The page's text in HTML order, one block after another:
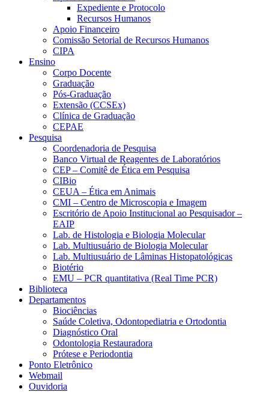
Expediente e Protocolo
Recursos Humanos
Apoio Financeiro
Comissão Setorial de Recursos Humanos
CIPA
Ensino
Corpo Docente
Graduação
Pós-Graduação
Extensão (CCSEx)
Clínica de Graduação
CEPAE
Pesquisa
Coordenadoria de Pesquisa
Banco Virtual de Reagentes de Laboratórios
CEP – Comitê de Ética em Pesquisa
CIBio
CEUA – Ética em Animais
CMI – Centro de Microscopia e Imagem
Escritório de Apoio Institucional ao Pesquisador –
EAIP
Lab. de Histologia e Biologia Molecular
Lab. Multiusuário de Biologia Molecular
Lab. Multiusuário de Lâminas Histopatológicas
Biotério
EMU – PCR quantitativa (Real Time PCR)
Biblioteca
Departamentos
Biociências
Saúde Coletiva, Odontopediatria e Ortodontia
Diagnóstico Oral
Odontologia Restauradora
Prótese e Periodontia
Ponto Eletrônico
Webmail
Ouvidoria